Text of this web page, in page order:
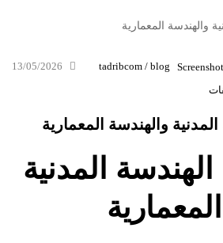
tadribcom / blog
13/05/2026
والهندسة المعمارية
المدنية